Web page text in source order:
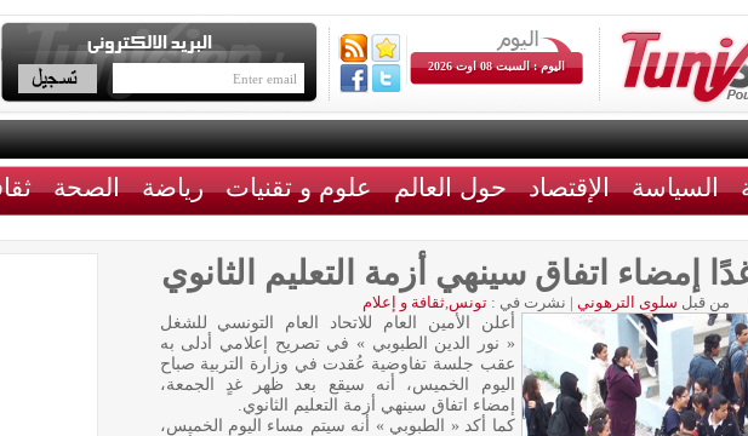
اليوم : السبت 08 اوت 2026
السياسة الإقتصاد حول العالم علوم و تقنيات رياضة الصحة
إمضاء اتفاق سينهي أزمة التعليم الثانوي
من قبل سلوى الترهوني | نشرت في :تونس,ثقافة و إعلام
أعلن الأمين العام للاتحاد العام التونسي للشغل
« نور الدين الطبوبي » في تصريح إعلامي أدلى به
عقب جلسة تفاوضية عُقدت في وزارة التربية صباح
اليوم الخميس، أنه سيقع بعد ظهر غدٍ الجمعة،
إمضاء اتفاق سينهي أزمة التعليم الثانوي.
كما أكد « الطبوبي » أنه سيتم مساء اليوم الخميس،